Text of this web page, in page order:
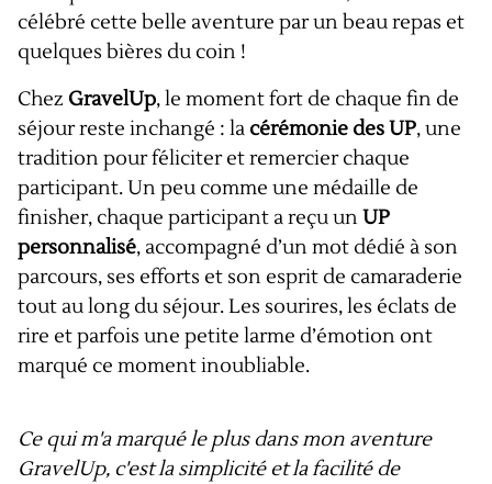
célébré cette belle aventure par un beau repas et
quelques bières du coin !
Chez GravelUp, le moment fort de chaque fin de
séjour reste inchangé : la cérémonie des UP, une
tradition pour féliciter et remercier chaque
participant. Un peu comme une médaille de
finisher, chaque participant a reçu unUP
personnalisé, accompagné d’un mot dédié à son
parcours, ses efforts et son esprit de camaraderie
tout au long du séjour. Les sourires, les éclats de
rire et parfois une petite larme d’émotion ont
marqué ce moment inoubliable.
Ce qui m'a marqué le plus dans mon aventure
GravelUp, c'est la simplicité et la facilité de